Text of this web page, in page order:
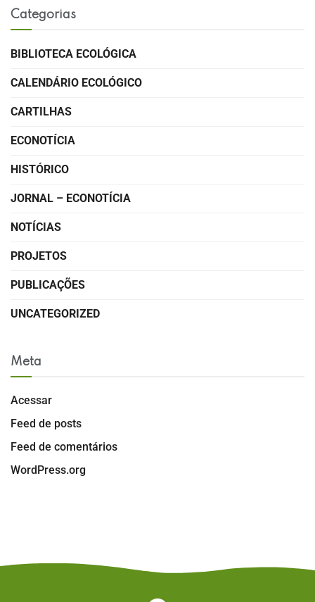
Categorias
BIBLIOTECA ECOLÓGICA
CALENDÁRIO ECOLÓGICO
CARTILHAS
ECONOTÍCIA
HISTÓRICO
JORNAL – ECONOTÍCIA
NOTÍCIAS
PROJETOS
PUBLICAÇÕES
UNCATEGORIZED
Meta
Acessar
Feed de posts
Feed de comentários
WordPress.org